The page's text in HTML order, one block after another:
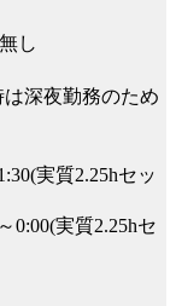
し
深夜勤務のため
実質2.25hセッ
0:00(実質2.25hセ